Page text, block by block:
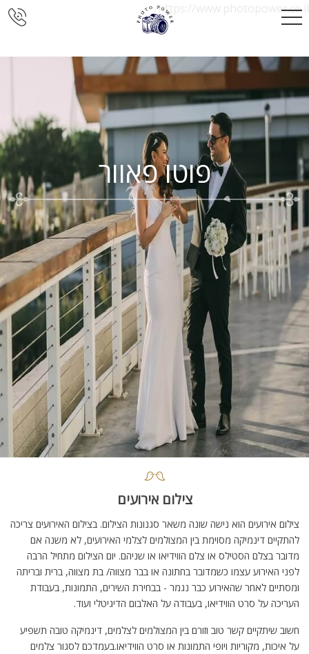
https://www.photopower.co.il/
פוטו פאוור
צילום אירועים
צילום אירועים הוא נישה שונה משאר סגנונות הצילום. בצילום האירועים צריכה
להתקיים דינמיקה מסוימת בין המצולמים לצלמי האירועים, לא משנה אם
מדובר בצלם הסטילס או צלם הווידיאו או שניהם. יום הצילום מתחיל הרבה
לפני האירוע עצמו כשמדובר בחתונה או בבר מצווה/ בת מצווה, ברית ובריתה
ומסתיים לאחר שהאירוע כבר נגמר - בבחירת השירים, התמונות, בעבודת
העריכה על סרט הווידיאו, בעבודה על האלבום הדיגיטלי ועוד.
חשוב שיתקיים קשר טוב וזורם בין המצולמים לצלמים, דינמיקה טובה תשפיע
על איכות, מקוריות ויופי התמונות או סרט הווידיאו.בעמדכם לסגור צלמים